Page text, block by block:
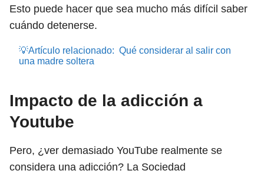
Esto puede hacer que sea mucho más difícil saber
cuándo detenerse.
💡Artículo relacionado: Qué considerar al salir con
una madre soltera
Impacto de la adicción a
Youtube
Pero, ¿ver demasiado YouTube realmente se
considera una adicción? La Sociedad